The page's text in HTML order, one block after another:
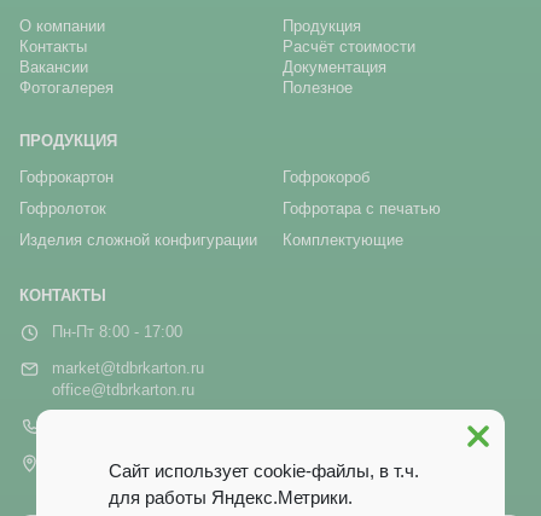
О компании
Контакты
Вакансии
Фотогалерея
Продукция
Расчёт стоимости
Документация
Полезное
ПРОДУКЦИЯ
Гофрокартон
Гофрокороб
Гофролоток
Гофротара с печатью
Изделия сложной конфигурации
Комплектующие
КОНТАКТЫ
Пн-Пт 8:00 - 17:00
market@tdbrkarton.ru
office@tdbrkarton.ru
г. Брянск, рп Белые Берега,
ул. Белобережская, 1А
Сайт использует cookie-файлы, в т.ч.
для работы Яндекс.Метрики.